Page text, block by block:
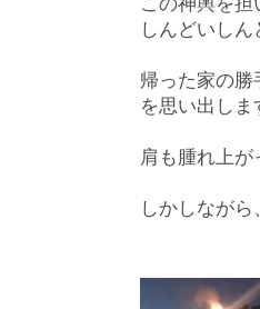
しんどいしん
帰った家の
を思い出しま
肩も腫れ上
しかしなが